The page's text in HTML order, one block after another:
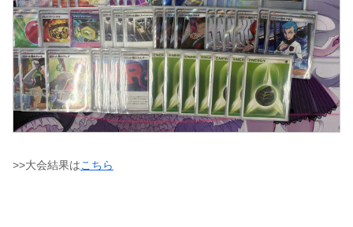
>>大会結果はこちら